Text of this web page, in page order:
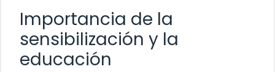
Importancia de la
sensibilización y la
educación